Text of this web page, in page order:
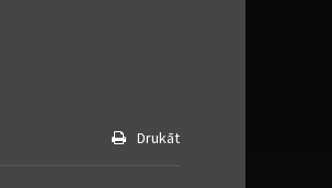
Drukāt